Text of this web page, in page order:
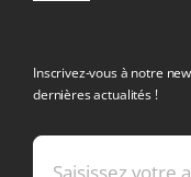
Inscrivez-vous à notre
dernières actualités !